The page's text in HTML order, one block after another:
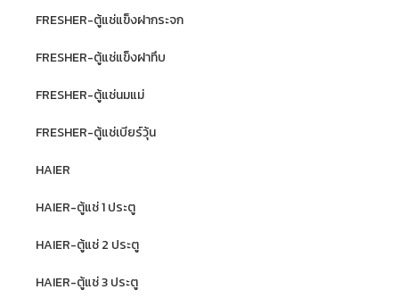
FRESHER-ตู้แช่แข็งฝากระจก
FRESHER-ตู้แช่แข็งฝาทึบ
FRESHER-ตู้แช่นมแม่
FRESHER-ตู้แช่เบียร์วุ้น
HAIER
HAIER-ตู้แช่ 1 ประตู
HAIER-ตู้แช่ 2 ประตู
HAIER-ตู้แช่ 3 ประตู